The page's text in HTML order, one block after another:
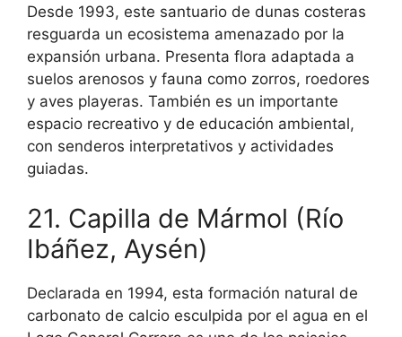
Desde 1993, este santuario de dunas costeras
resguarda un ecosistema amenazado por la
expansión urbana. Presenta flora adaptada a
suelos arenosos y fauna como zorros, roedores
y aves playeras. También es un importante
espacio recreativo y de educación ambiental,
con senderos interpretativos y actividades
guiadas.
21. Capilla de Mármol (Río
Ibáñez, Aysén)
Declarada en 1994, esta formación natural de
carbonato de calcio esculpida por el agua en el